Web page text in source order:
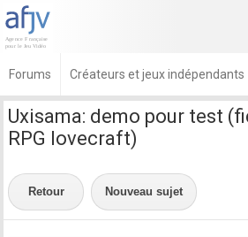
Forums Créateurs et jeux indépendants
Uxisama: demo pour test
RPG lovecraft)
Retour Nouveau sujet